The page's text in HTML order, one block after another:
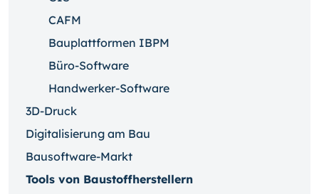
CAFM
Bauplattformen IBPM
Büro-Software
Handwerker-Software
3D-Druck
Digitalisierung am Bau
Bausoftware-Markt
Tools von Baustoffherstellern